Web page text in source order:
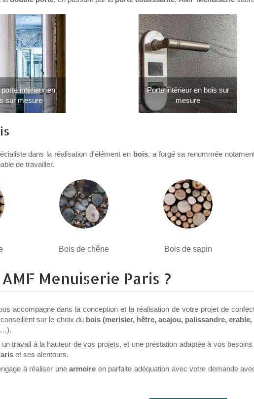
intérieur en
sur mesure
Porte intérieur en bois sur
mesure
dans la réalisation d'élément en bois, a forgé sa renommée
de travailler.
Bois de chêne Bois de sapin
Menuiserie Paris ?
accompagne dans la conception et la réalisation de votre projet de
sur le choix du bois (merisier, hêtre, acajou, palissandre,
travail à la hauteur de vos projets, et une préstation adaptée à vos
et ses alentours.
à réaliser unearmoire en parfaite adéquation avec votre demande